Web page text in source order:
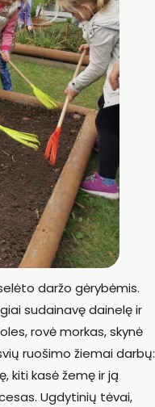
daržo gėrybėmis.
sudainavę dainelę ir
rovė morkas, skynė
ruošimo žiemai darbų:
kiti kasė žemę ir ją
Ugdytinių tėvai,